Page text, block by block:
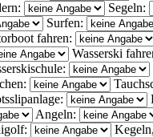
Segeln:
Surfen:
fahren:
Wasserski
Angeln: